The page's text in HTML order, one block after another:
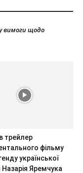
вимоги щодо
трейлер
фільму
української
Назарія Яремчука